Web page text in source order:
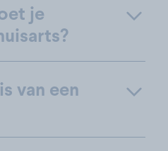
je
van een